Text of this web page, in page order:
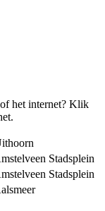
het internet? Klik
Stadsplein
Stadsplein